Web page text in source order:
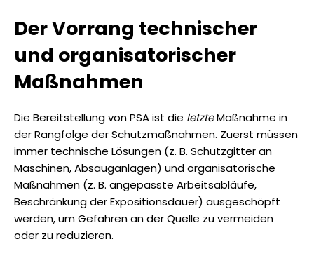
Der Vorrang technischer
und organisatorischer
Maßnahmen
Die Bereitstellung von PSA ist die letzteMaßnahme in
der Rangfolge der Schutzmaßnahmen. Zuerst müssen
immer technische Lösungen (z. B. Schutzgitter an
Maschinen, Absauganlagen) und organisatorische
Maßnahmen (z. B. angepasste Arbeitsabläufe,
Beschränkung der Expositionsdauer) ausgeschöpft
werden, um Gefahren an der Quelle zu vermeiden
oder zu reduzieren.